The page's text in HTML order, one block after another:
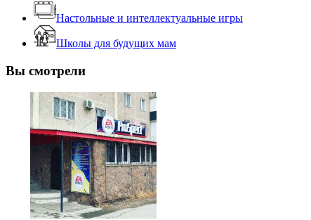
Настольные и интеллектуальные игры
Школы для будущих мам
Вы смотрели